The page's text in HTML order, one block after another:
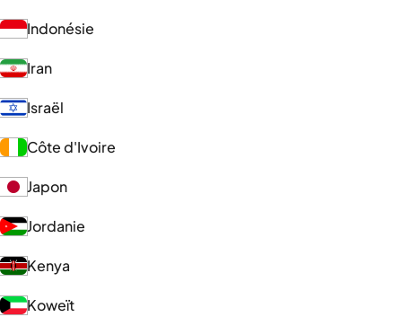
Indonésie
Iran
Israël
Côte d'Ivoire
Japon
Jordanie
Kenya
Koweït